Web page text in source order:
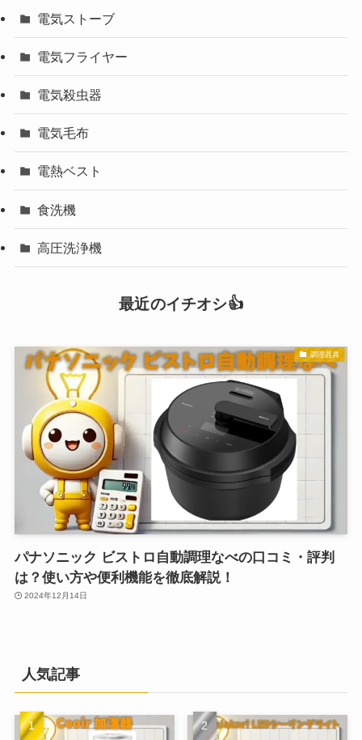
電気ストーブ
電気フライヤー
電気殺虫器
電気毛布
電熱ベスト
食洗機
高圧洗浄機
最近のイチオシ👍
調理器具
パナソニック ビストロ自動調理なべの口コミ・評判
は？使い方や便利機能を徹底解説！
2024年12月14日
人気記事